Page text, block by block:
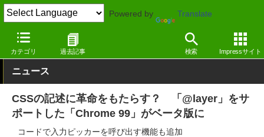
Powered by Translate
カテゴリ 過去記事 検索 Impressサイト
窓の杜 インターネット Windows
ニュース
CSSの記述に革命をもたらす？ 「@layer」をサ
ポートした「Chrome 99」がベータ版に
コードで入力ピッカーを呼び出す機能も追加